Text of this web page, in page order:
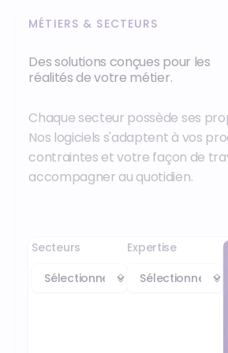
MÉTIERS & SECTEURS
Des solutions conçues pour les
réalités de votre métier.
Chaque secteur possède ses
Nos logiciels s'adaptent à vos
contraintes et votre façon de
accompagner au quotidien.
Secteurs Expertise